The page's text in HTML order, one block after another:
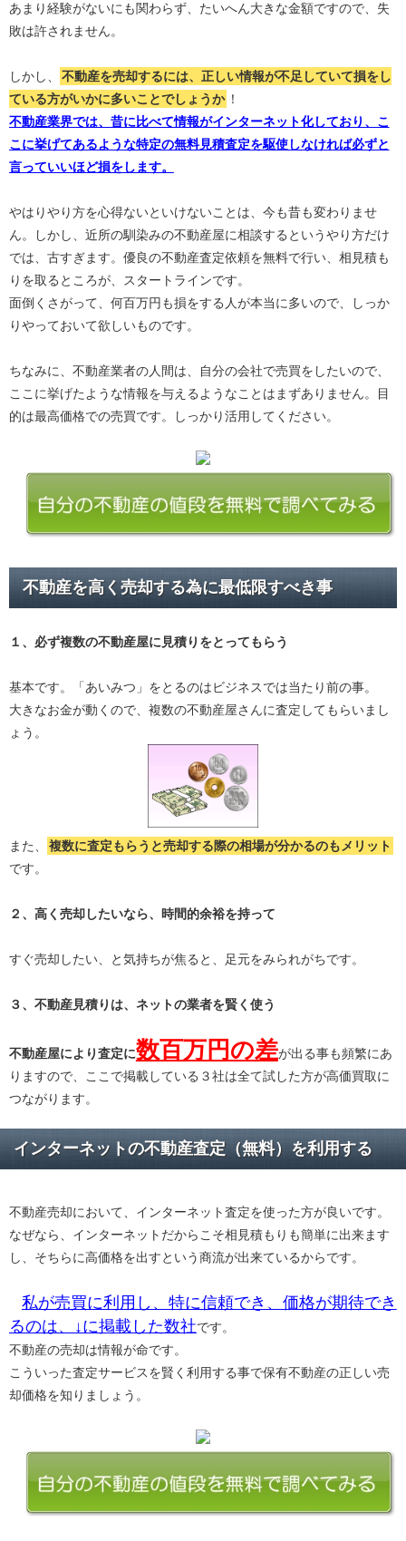
あまり経験がないにも関わらず、たいへん大きな金額ですので、失
敗は許されません。
しかし、
不動産を売却するには、正しい情報が不足していて損をし
ている方がいかに多いことでしょうか ！
不動産業界では、昔に比べて情報がインターネット化しており、こ
こに挙げてあるような特定の無料見積査定を駆使しなければ必ずと
言っていいほど損をします。
やはりやり方を心得ないといけないことは、今も昔も変わりませ
ん。しかし、近所の馴染みの不動産屋に相談するというやり方だけ
では、古すぎます。優良の不動産査定依頼を無料で行い、相見積も
りを取るところが、スタートラインです。
面倒くさがって、何百万円も損をする人が本当に多いので、しっか
りやっておいて欲しいものです。
ちなみに、不動産業者の人間は、自分の会社で売買をしたいので、
ここに挙げたような情報を与えるようなことはまずありません。目
的は最高価格での売買です。しっかり活用してください。
不動産を高く売却する為に最低限すべき事
１、必ず複数の不動産屋に見積り をとってもらう
基本です。「あいみつ」をとるのはビジネスでは当たり前の事。
大きなお金が動くので、複数の不動産屋さんに査定してもらいまし
ょう。
また、 複数に査定もらうと売却する際の相場が分かるのもメリット
です。
２、高く売却したいなら、時間的余裕を持って
すぐ売却したい、と気持ちが焦ると、足元をみられがちです。
３、不動産見積りは、ネットの業者を賢く使う
不動産屋により査定に数百万円の差が出る事も頻繁にあ
りますので、ここで掲載している３社は全て試した方が高価買取に
つながります。
インターネットの不動産査定（無料）を利用する
不動産売却において、インターネット査定を使った方が良いです。
なぜなら、インターネットだからこそ相見積もりも簡単に出来ます
し、そちらに高価格を出すという商流が出来ているからです。
私が売買に利用し、特に信頼でき、価格が期待でき
るのは、↓に掲載した数社です。
不動産の売却は情報が命です。
こういった査定サービスを賢く利用する事で保有不動産の正しい売
却価格を知りましょう。